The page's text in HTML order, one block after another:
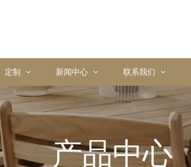
定制 新闻中心 联系我们
产品中心